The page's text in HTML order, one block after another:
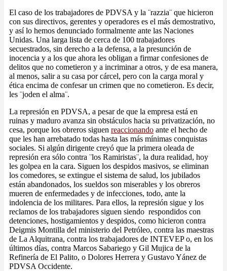
El caso de los trabajadores de PDVSA y la ¨razzia¨ que hicieron
con sus directivos, gerentes y operadores es el más demostrativo,
y así lo hemos denunciado formalmente ante las Naciones
Unidas. Una larga lista de cerca de 100 trabajadores
secuestrados, sin derecho a la defensa, a la presunción de
inocencia y a los que ahora les obligan a firmar confesiones de
delitos que no cometieron y a incriminar a otros, y de esa manera,
al menos, salir a su casa por cárcel, pero con la carga moral y
ética encima de confesar un crimen que no cometieron. Es decir,
les ¨joden el alma¨.
La represión en PDVSA, a pesar de que la empresa está en
ruinas y maduro avanza sin obstáculos hacia su privatización, no
cesa, porque los obreros siguen reaccionando ante el hecho de
que les han arrebatado todas hasta las más mínimas conquistas
sociales. Si algún dirigente creyó que la primera oleada de
represión era sólo contra ¨los Ramiristas¨, la dura realidad, hoy
les golpea en la cara. Siguen los despidos masivos, se eliminan
los comedores, se extingue el sistema de salud, los jubilados
están abandonados, los sueldos son miserables y los obreros
mueren de enfermedades y de infecciones, todo, ante la
indolencia de los militares. Para ellos, la represión sigue y los
reclamos de los trabajadores siguen siendo respondidos con
detenciones, hostigamientos y despidos, como hicieron contra
Deigmis Montilla del ministerio del Petróleo, contra las maestras
de La Alquitrana, contra los trabajadores de INTEVEP o, en los
últimos días, contra Marcos Sabariego y Gil Mujica de la
Refinería de El Palito, o Dolores Herrera y Gustavo Yánez de
PDVSA Occidente.